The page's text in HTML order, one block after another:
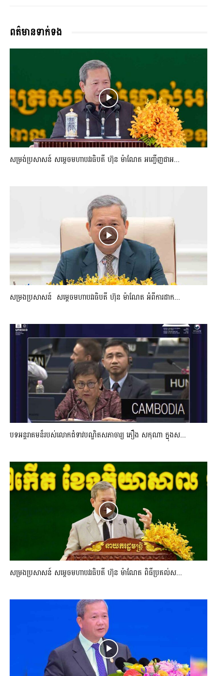
ពត៌មានទាក់ទង
សម្រង់ប្រសាសន៍ សម្ដេចមហាបវរធិបតី ហ៊ុន ម៉ាណែត អញ្ជើញជាអ...
សម្រងប្រសាសន៍ សម្ដេចមហាបវរធិបតី ហ៊ុន ម៉ាណែត អំពីការដាក...
បទអន្តរាគមន៏របស់លោកជំទាវបណ្ឌិតសភាចារ្យ ភឿង សកុណា ក្នុងស...
សម្រងប្រសាសន៍ សម្ដេចមហាបវរធិបតី ហ៊ុន ម៉ាណែត ពិធីប្រគល់ស...